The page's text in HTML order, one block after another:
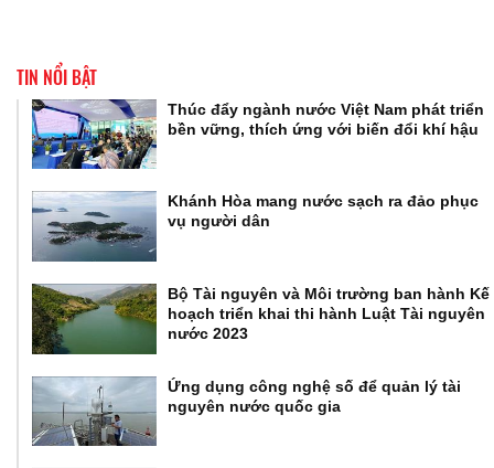
TIN NỔI BẬT
Thúc đẩy ngành nước Việt Nam phát triển
bền vững, thích ứng với biến đổi khí hậu
Khánh Hòa mang nước sạch ra đảo phục
vụ người dân
Bộ Tài nguyên và Môi trường ban hành Kế
hoạch triển khai thi hành Luật Tài nguyên
nước 2023
Ứng dụng công nghệ số để quản lý tài
nguyên nước quốc gia